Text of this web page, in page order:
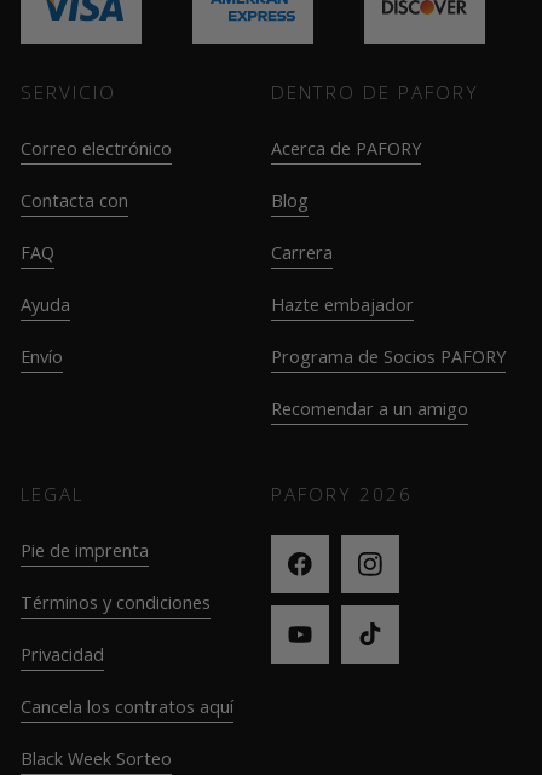
SERVICIO
Correo electrónico
Contacta con
FAQ
Ayuda
Envío
DENTRO DE PAFORY
Acerca de PAFORY
Blog
Carrera
Hazte embajador
Programa de Socios PAFORY
Recomendar a un amigo
LEGAL
Pie de imprenta
Términos y condiciones
Privacidad
Cancela los contratos aquí
Black Week Sorteo
PAFORY 2026